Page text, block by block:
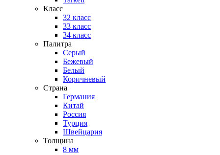
Класс
32 класс
33 класс
34 класс
Палитра
Серый
Бежевый
Белый
Коричневый
Страна
Германия
Китай
Россия
Турция
Швейцария
Толщина
8 мм